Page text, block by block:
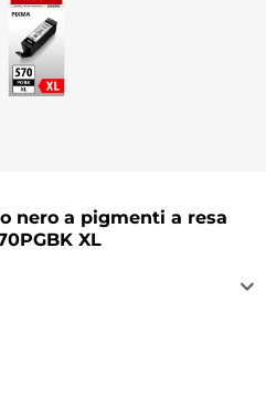
nero a pigmenti a resa
XL